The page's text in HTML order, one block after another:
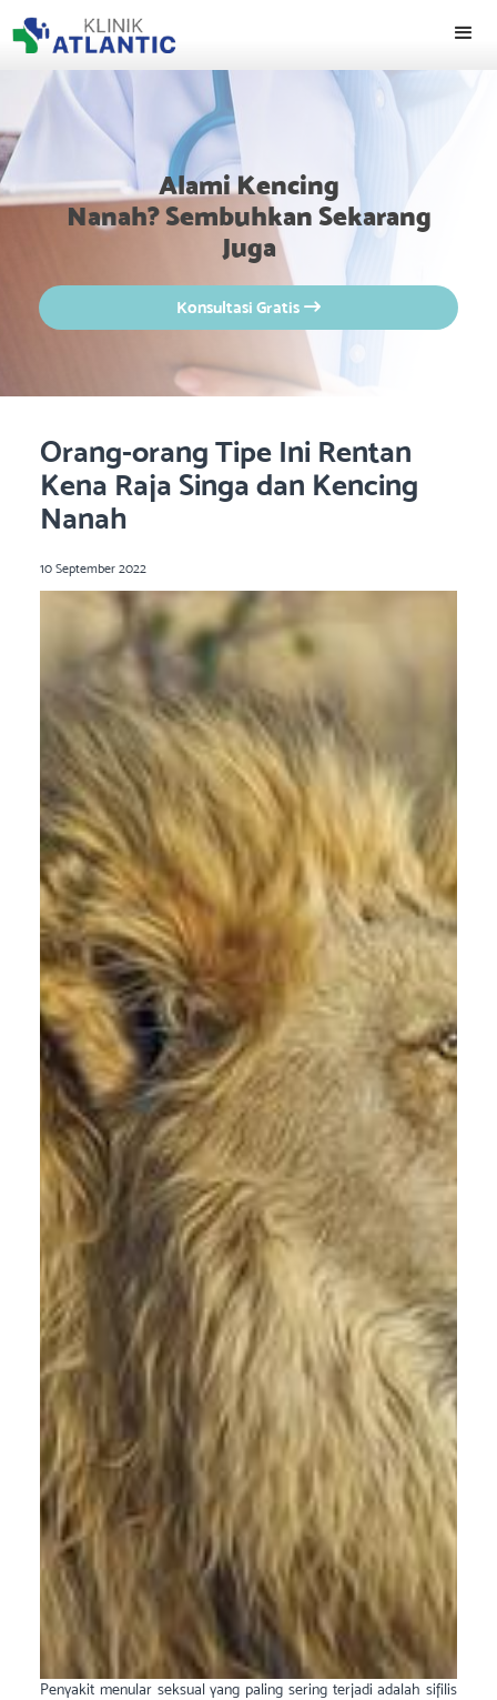
Alami Kencing
Nanah? Sembuhkan Sekarang
Juga
Konsultasi Gratis 
Orang-orang Tipe Ini Rentan
Kena Raja Singa dan Kencing
Nanah
10 September 2022
Penyakit menular seksual yang paling sering terjadi adalah sifilis